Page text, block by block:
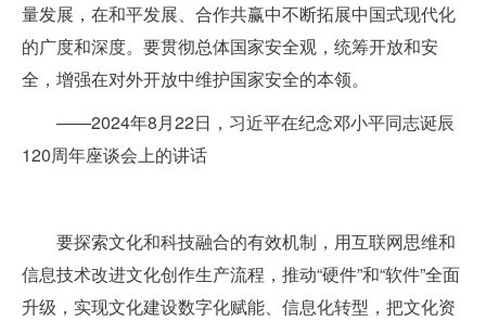
量发展，在和平发展、合作共赢中不断拓展中国式现代化
的广度和深度。要贯彻总体国家安全观，统筹开放和安
全，增强在对外开放中维护国家安全的本领。
——2024年8月22日，习近平在纪念邓小平同志诞辰
120周年座谈会上的讲话
要探索文化和科技融合的有效机制，用互联网思维和
信息技术改进文化创作生产流程，推动“硬件”和“软件”全面
升级，实现文化建设数字化赋能、信息化转型，把文化资